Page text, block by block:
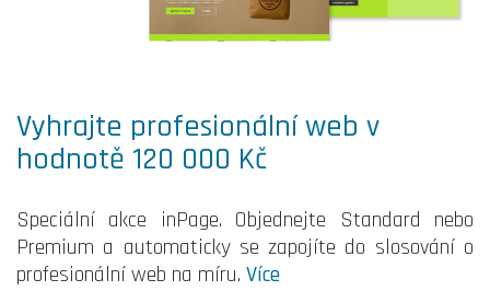
Vyhrajte profesionální web v
hodnotě 120 000 Kč
Speciální akce inPage. Objednejte Standard nebo
Premium a automaticky se zapojíte do slosování o
profesionální web na míru. Více